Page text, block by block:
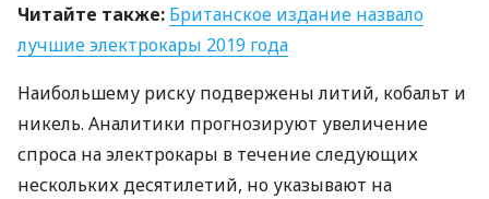
Читайте также: Британское издание назвало
лучшие электрокары 2019 года
Наибольшему риску подвержены литий, кобальт и
никель. Аналитики прогнозируют увеличение
спроса на электрокары в течение следующих
нескольких десятилетий, но указывают на